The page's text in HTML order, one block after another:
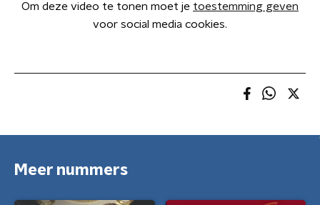
Om deze video te tonen moet je toestemming geven
voor social media cookies.
Meer nummers